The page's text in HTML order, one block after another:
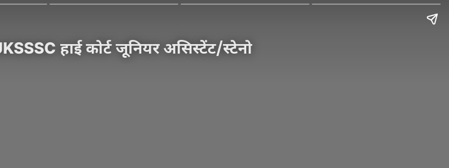
हाई कोर्ट जूनियर असिस्टेंट/स्टेनो